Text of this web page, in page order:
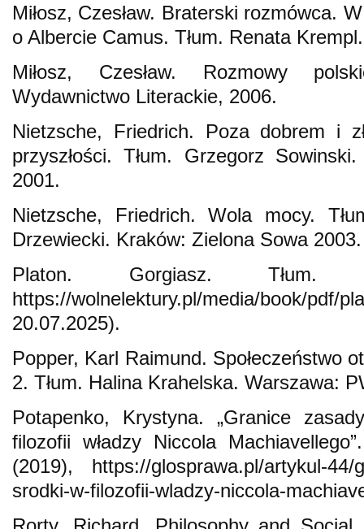
Miłosz, Czesław. Braterski rozmówca.
o Albercie Camus. Tłum. Renata
Miłosz, Czesław. Rozmowy
Wydawnictwo Literackie, 2006.
Nietzsche, Friedrich. Poza dobrem i
przyszłości. Tłum. Grzegorz
2001.
Nietzsche, Friedrich. Wola mocy.
Drzewiecki. Kraków: Zielona Sowa 2003.
Platon. Gorgiasz. Tłum.
https://wolnelektury.pl/media/book/pdf/
20.07.2025).
Popper, Karl Raimund. Społeczeństwo
2. Tłum. Halina Krahelska. Warszawa:
Potapenko, Krystyna. „Granice
filozofii władzy Niccola
(2019), https://glosprawa.pl/artykul-44/
srodki-w-filozofii-wladzy-niccola-